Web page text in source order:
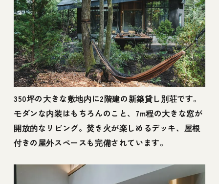
350坪の大きな敷地内に2階建の新築貸し別荘です。
モダンな内装はもちろんのこと、7m程の大きな窓が
開放的なリビング。焚き火が楽しめるデッキ、屋根
付きの屋外スペースも完備されています。